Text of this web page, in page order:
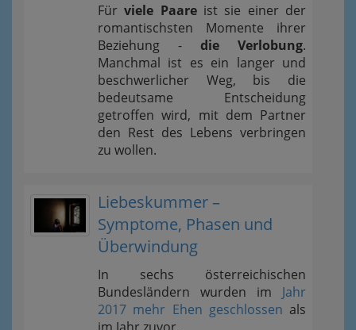
Fürviele Paareist sie einer der
romantischsten Momente ihrer
Beziehung - die Verlobung.
Manchmal ist es ein langer und
beschwerlicher Weg, bis die
bedeutsame Entscheidung
getroffen wird, mit dem Partner
den Rest des Lebens verbringen
zu wollen.
Liebeskummer –
Symptome, Phasen und
Überwindung
In sechs österreichischen
Bundesländern wurden im Jahr
2017 mehr Ehen geschlossen als
im Jahr zuvor.